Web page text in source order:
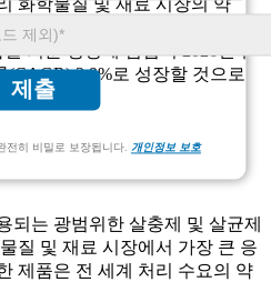
제출
전히 비밀로 보장됩니다. 개인정보 보호
화학물질 및 재료 시장의 약
부문은 작물 포트폴리오의 다
기준 향상에 힘입어 2026년부
3.9%로 성장할 것으로
되는 광범위한 살충제 및 살균제
질 및 재료 시장에서 가장 큰 응
제품은 전 세계 처리 수요의 약